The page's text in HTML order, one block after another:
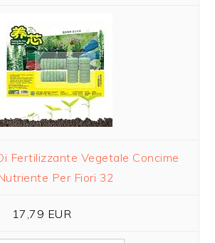
Fertilizzante Vegetale Concime
Per Fiori 32
17,79 EUR